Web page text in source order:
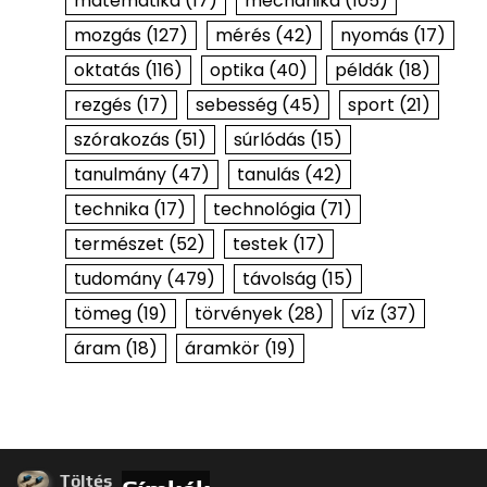
mozgás(127) mérés(42) nyomás(17)
oktatás(116) optika(40) példák(18)
rezgés(17) sebesség(45) sport (21)
szórakozás(51) súrlódás(15)
tanulmány(47) tanulás(42)
technika(17) technológia(71)
természet (52) testek(17)
tudomány(479) távolság(15)
tömeg(19) törvények(28) víz (37)
áram(18) áramkör(19)
Töltés